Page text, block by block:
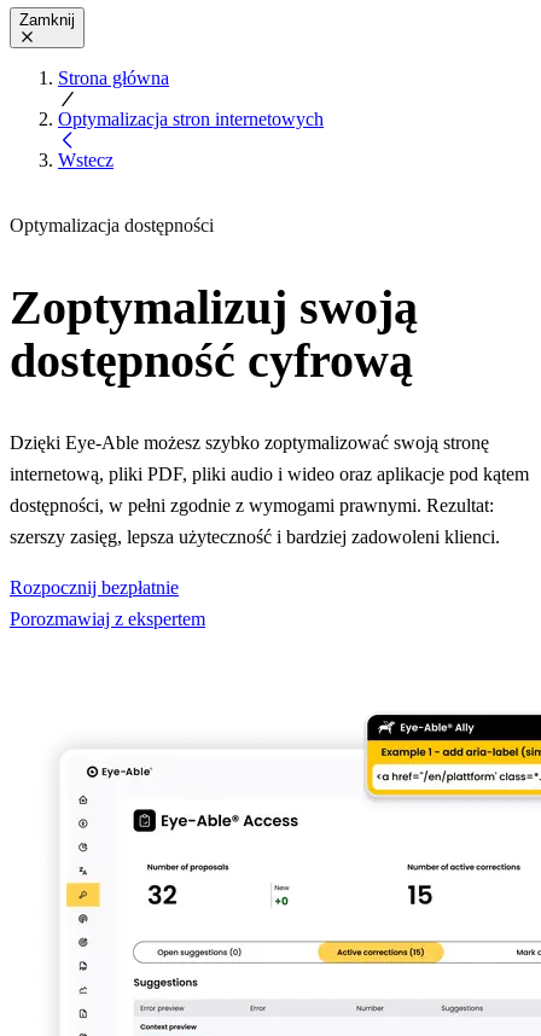
Zamknij
Strona główna
Optymalizacja stron internetowych
Wstecz
Optymalizacja dostępności
Zoptymalizuj swoją
dostępność cyfrową
Dzięki Eye-Able możesz szybko zoptymalizować swoją stronę
internetową, pliki PDF, pliki audio i wideo oraz aplikacje pod kątem
dostępności, w pełni zgodnie z wymogami prawnymi. Rezultat:
szerszy zasięg, lepsza użyteczność i bardziej zadowoleni klienci.
Rozpocznij bezpłatnie
Porozmawiaj z ekspertem